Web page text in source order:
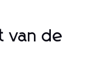
van de